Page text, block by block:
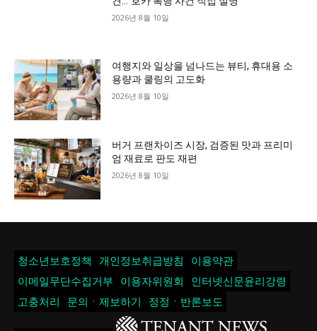
2026년 8월 10일
여행지와 일상을 넘나드는 뷰티, 휴대용 소
용량과 쿨링의 고도화
2026년 8월 10일
버거 프랜차이즈 시장, 검증된 맛과 프리미
엄 재료로 판도 재편
2026년 8월 10일
청소년보호정책 개인정보취급방침
이용약관
이메일무단수집거부
이용자위원회
인터넷신문윤리강령
고충처리
문의ㆍ제보하기 정정ㆍ반론보도